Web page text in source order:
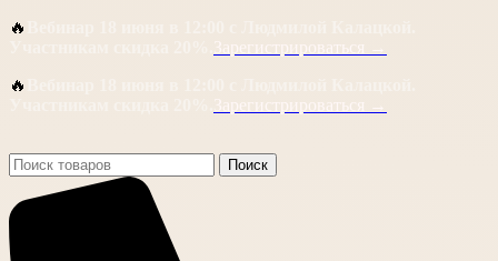
🔥
Зарегистрироваться →
🔥
Зарегистрироваться →
Поиск